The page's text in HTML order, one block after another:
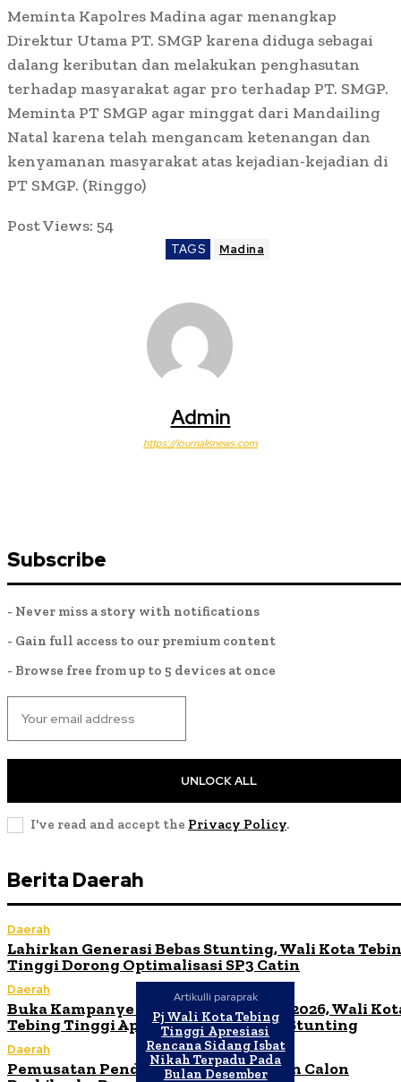
Meminta Kapolres Madina agar menangkap
Direktur Utama PT. SMGP karena diduga sebagai
dalang keributan dan melakukan penghasutan
terhadap masyarakat agar pro terhadap PT. SMGP.
Meminta PT SMGP agar minggat dari Mandailing
Natal karena telah mengancam ketenangan dan
kenyamanan masyarakat atas kejadian-kejadian di
PT SMGP. (Ringgo)
Post Views: 54
TAGS Madina
Admin
https://journalisnews.com
Subscribe
- Never miss a story with notifications
- Gain full access to our premium content
- Browse free from up to 5 devices at once
UNLOCK ALL
I've read and accept the Privacy Policy.
Berita Daerah
Daerah
Lahirkan Generasi Bebas Stunting, Wali Kota
Tinggi Dorong Optimalisasi SP3 Catin
Daerah
Buka Kampanye Germas Dalam ISPS 2026, Wali
Tebing Tinggi Apresiasi Penurunan Stunting
Daerah
Pemusatan Pendidikan dan Pelatihan Calon
Artikulli paraprak
Pj Wali Kota Tebing
Tinggi Apresiasi
Rencana Sidang Isbat
Nikah Terpadu Pada
Bulan Desember